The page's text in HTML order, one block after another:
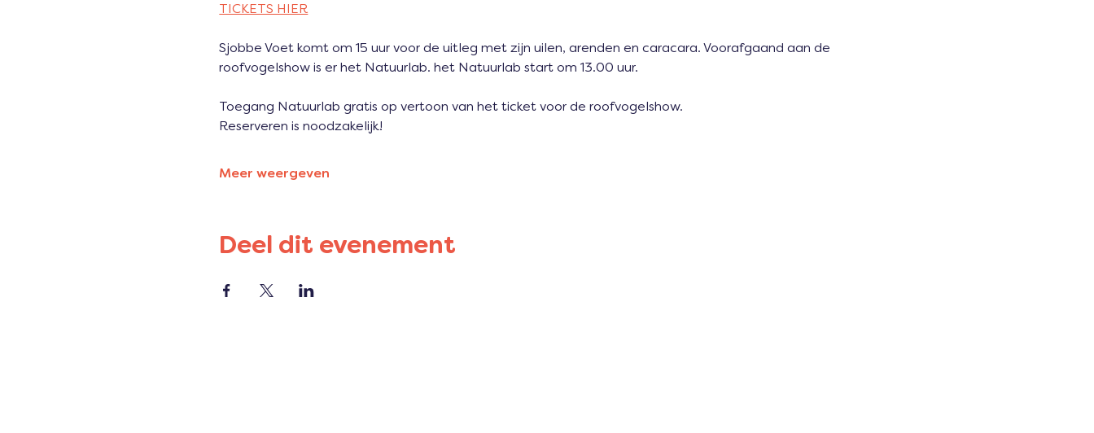
TICKETS HIER
Sjobbe Voet komt om 15 uur voor de uitleg met zijn uilen, arenden en caracara. Voorafgaand aan de
roofvogelshow is er het Natuurlab. het Natuurlab start om 13.00 uur.
Toegang Natuurlab gratis op vertoon van het ticket voor de roofvogelshow.
Reserveren is noodzakelijk!
Meer weergeven
Deel dit evenement